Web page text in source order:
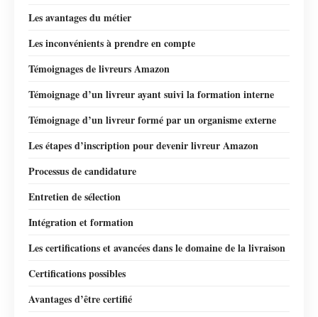
Les avantages du métier
Les inconvénients à prendre en compte
Témoignages de livreurs Amazon
Témoignage d’un livreur ayant suivi la formation interne
Témoignage d’un livreur formé par un organisme externe
Les étapes d’inscription pour devenir livreur Amazon
Processus de candidature
Entretien de sélection
Intégration et formation
Les certifications et avancées dans le domaine de la livraison
Certifications possibles
Avantages d’être certifié